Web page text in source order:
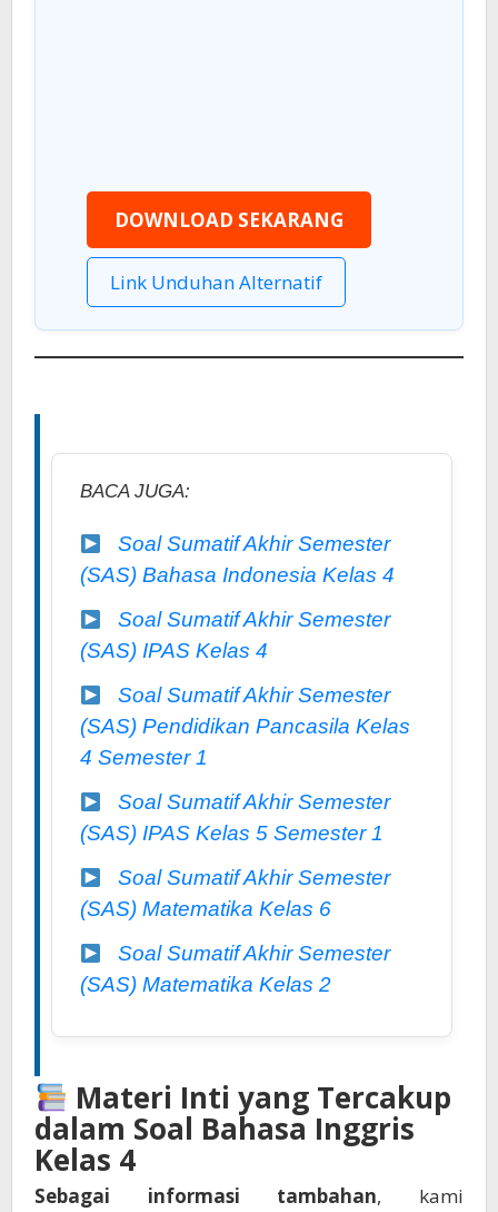
DOWNLOAD SEKARANG
Link Unduhan Alternatif
BACA JUGA:
Soal Sumatif Akhir Semester
(SAS) Bahasa Indonesia Kelas 4
Soal Sumatif Akhir Semester
(SAS) IPAS Kelas 4
Soal Sumatif Akhir Semester
(SAS) Pendidikan Pancasila Kelas
4 Semester 1
Soal Sumatif Akhir Semester
(SAS) IPAS Kelas 5 Semester 1
Soal Sumatif Akhir Semester
(SAS) Matematika Kelas 6
Soal Sumatif Akhir Semester
(SAS) Matematika Kelas 2
Materi Inti yang Tercakup
dalam Soal Bahasa Inggris
Kelas 4
Sebagai informasi tambahan, kami